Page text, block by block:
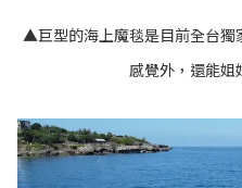
▲巨型的海上魔毯是目前全台獨
感覺外，還能姐